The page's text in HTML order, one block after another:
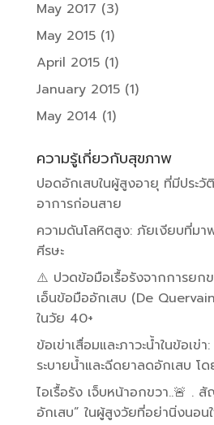
May 2017 (3)
May 2015(1)
April 2015(1)
January 2015(1)
May 2014 (1)
ความรู้เกี่ยวกับสุขภาพ
ปอดอักเสบในผู้สูงอายุ ที่มีประวั
อาการก่อนสาย
ความดันโลหิตสูง: ภัยเงียบที่มา
ศีรษะ
⚠️ ปวดข้อมือเรื้อรังจากการยก
เอ็นข้อมืออักเสบ (De
ในวัย 40+
ข้อเข่าเสื่อมและภาวะน้ำในข้อเข่
ระบายน้ำและฉีดยาลดอักเสบ
ไอเรื้อรัง เจ็บหน้าอกขวา..🚨
อักเสบ” ในผู้สูงวัยที่อย่านิ่งนอน